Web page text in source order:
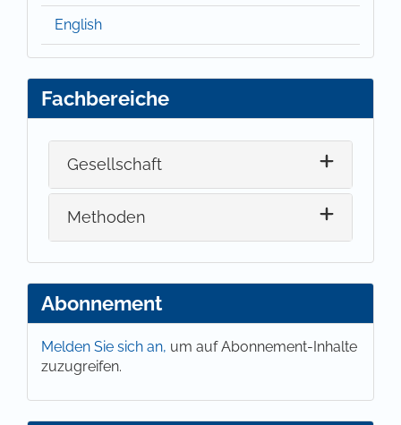
English
Fachbereiche
Gesellschaft
Methoden
Abonnement
Melden Sie sich an, um auf Abonnement-Inhalte
zuzugreifen.